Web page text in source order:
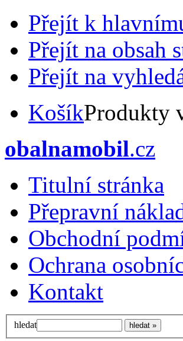
Přejít k
Přejít na obsah
Přejít na
KošíkProdukty
obalnamobil.cz
Titulní stránka
Přepravní
Obchodní
Ochrana
Kontakt
hledat